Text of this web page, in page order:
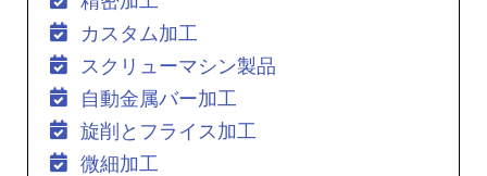
カスタム加工
スクリューマシン製品
自動金属バー加工
旋削とフライス加工
微細加工